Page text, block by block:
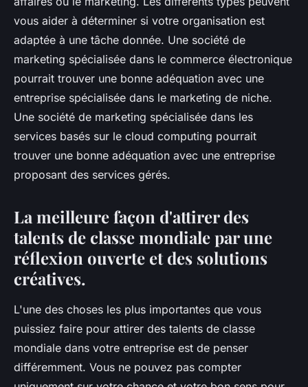
vous aider à déterminer si votre organisation est
adaptée à une tâche donnée. Une société de
marketing spécialisée dans le commerce électronique
pourrait trouver une bonne adéquation avec une
entreprise spécialisée dans le marketing de niche.
Une société de marketing spécialisée dans les
services basés sur le cloud computing pourrait
trouver une bonne adéquation avec une entreprise
proposant des services gérés.
La meilleure façon d'attirer des
talents de classe mondiale par une
réflexion ouverte et des solutions
créatives.
L'une des choses les plus importantes que vous
puissiez faire pour attirer des talents de classe
mondiale dans votre entreprise est de penser
différemment. Vous ne pouvez pas compter